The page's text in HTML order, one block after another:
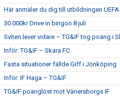
Här anmäler du dig till utbildningen UEFA
30.000kr Drive in bingon 8 juli
Sviten lever vidare – TG&IF tog poäng i
Inför: TG&IF – Skara FC
Fasta situationer fällde Giff i Jönköping
Inför: IF Haga – TG&IF
TG&IF poänglöst mot Vänersborgs IF